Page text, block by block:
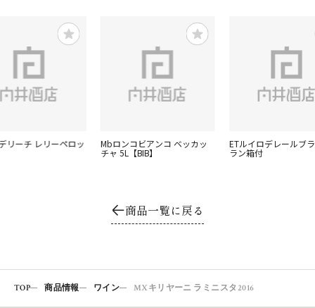
リーチ レリーペロッ Mbロンコビアンコ ベッカッ
チャ 5L【BIB】
ETルイロデレールブ
ラン箱付
商品一覧に戻る
TOP 商品情報 ワイン MXキリヤーニ ラミニスタ2016